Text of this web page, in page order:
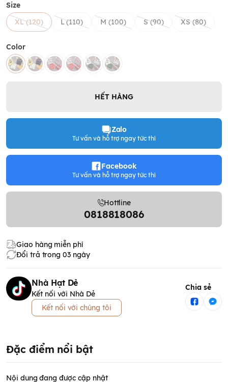
Size
XL (120)
L (110) M (100) S (90) XS (80)
Color
HẾT HÀNG
Zalo
Tư vấn và hỗ trợ ngay tức thì
Facebook
Tư vấn và hỗ trợ ngay tức thì
Hottline
0818818086
Giao hàng miễn phí
Đổi trả trong 03 ngày
Nhà Hạt Dẻ
Kết nối với Nhà Dẻ
Kết nối với chúng tôi
Chia sẻ
Đặc điểm nổi bật
Nội dung đang được cập nhật